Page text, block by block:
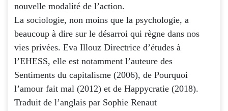
nouvelle modalité de l’action.
La sociologie, non moins que la psychologie, a
beaucoup à dire sur le désarroi qui règne dans nos
vies privées. Eva Illouz Directrice d’études à
l’EHESS, elle est notamment l’auteure des
Sentiments du capitalisme (2006), de Pourquoi
l’amour fait mal (2012) et de Happycratie (2018).
Traduit de l’anglais par Sophie Renaut